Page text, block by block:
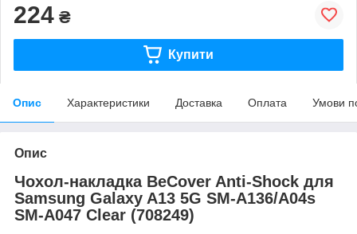
224 ₴
Купити
Опис Характеристики Доставка Оплата Умови
Опис
Чохол-накладка BeCover Anti-Shock для
Samsung Galaxy A13 5G SM-A136/A04s
SM-A047 Clear (708249)